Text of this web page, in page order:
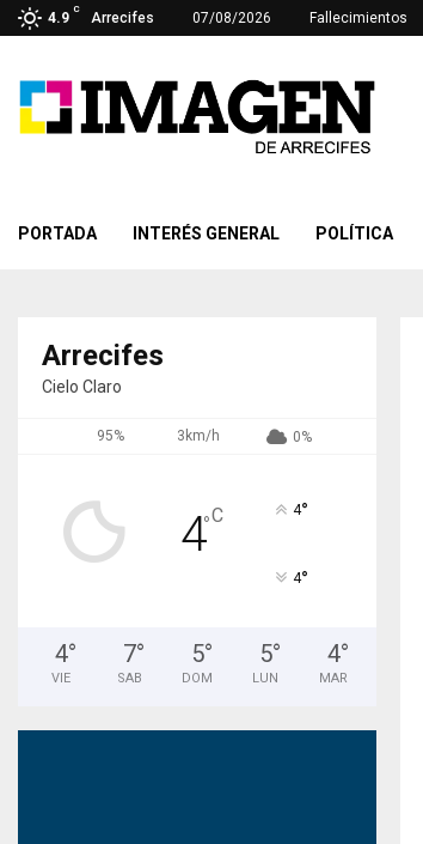
4.9
C
Arrecifes 07/08/2026 Fallecimientos
PORTADA INTERÉS GENERAL POLÍTICA
Arrecifes
Cielo Claro
95% 3km/h 0%
4°C 4°
4°
4°
VIE
7°
SAB
5°
DOM
5°
LUN
4°
MAR